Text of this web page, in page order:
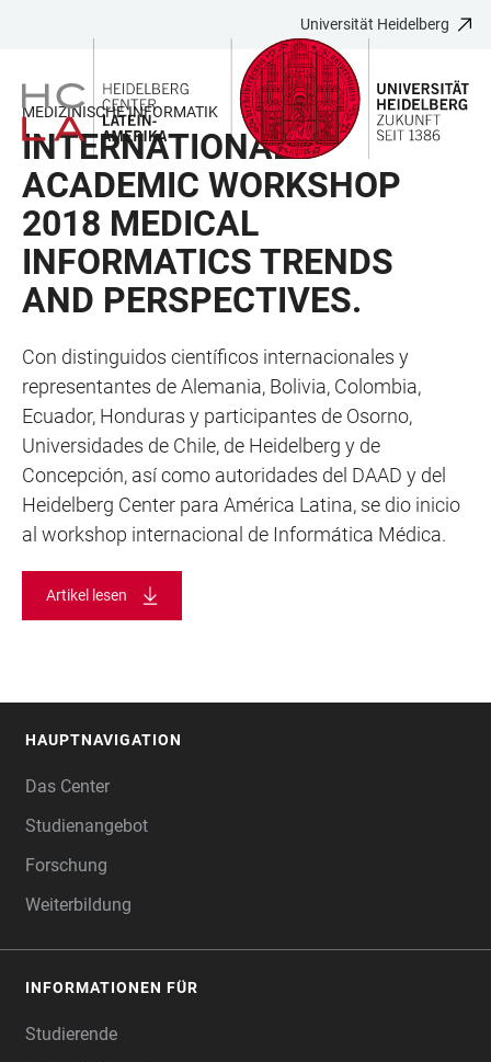
ZUR
BARRIEREFREIHEIT
Universität Heidelberg
MEDIZINISCHE INFORMATIK
INTERNATIONAL
ACADEMIC WORKSHOP
2018 MEDICAL
INFORMATICS TRENDS
AND PERSPECTIVES.
Con distinguidos científicos internacionales y
representantes de Alemania, Bolivia, Colombia,
Ecuador, Honduras y participantes de Osorno,
Universidades de Chile, de Heidelberg y de
Concepción, así como autoridades del DAAD y del
Heidelberg Center para América Latina, se dio inicio
al workshop internacional de Informática Médica.
Artikel lesen
HAUPTNAVIGATION
Das Center
Studienangebot
Forschung
Weiterbildung
INFORMATIONEN FÜR
Studierende